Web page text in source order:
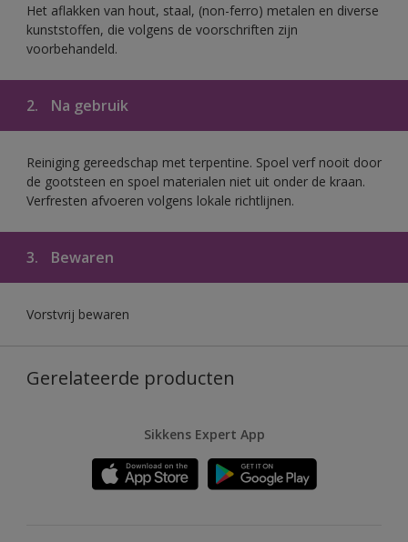
Het aflakken van hout, staal, (non-ferro) metalen en diverse
kunststoffen, die volgens de voorschriften zijn
voorbehandeld.
2. Na gebruik
Reiniging gereedschap met terpentine. Spoel verf nooit door
de gootsteen en spoel materialen niet uit onder de kraan.
Verfresten afvoeren volgens lokale richtlijnen.
3. Bewaren
Vorstvrij bewaren
Gerelateerde producten
Sikkens Expert App